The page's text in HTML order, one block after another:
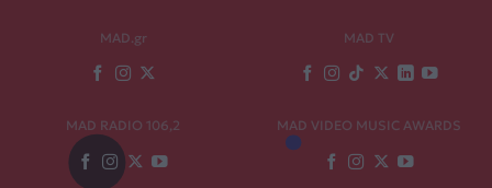
MAD.gr MAD TV
MAD RADIO 106,2 MAD VIDEO MUSIC AWARDS